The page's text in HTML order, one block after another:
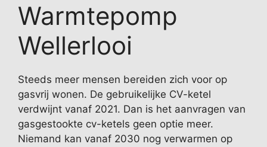
Warmtepomp
Wellerlooi
Steeds meer mensen bereiden zich voor op
gasvrij wonen. De gebruikelijke CV-ketel
verdwijnt vanaf 2021. Dan is het aanvragen van
gasgestookte cv-ketels geen optie meer.
Niemand kan vanaf 2030 nog verwarmen op